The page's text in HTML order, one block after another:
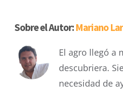
Sobre el Autor:Mariano
El agro llegó a
descubriera.
necesidad de